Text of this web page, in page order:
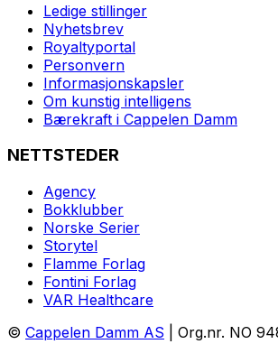
Ledige stillinger
Nyhetsbrev
Royaltyportal
Personvern
Informasjonskapsler
Om kunstig intelligens
Bærekraft i Cappelen Damm
NETTSTEDER
Agency
Bokklubber
Norske Serier
Storytel
Flamme Forlag
Fontini Forlag
VAR Healthcare
© Cappelen Damm AS | Org.nr. NO